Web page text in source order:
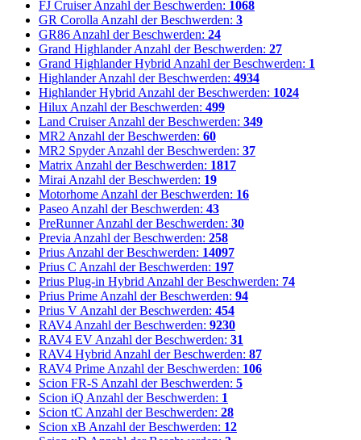
FJ Cruiser Anzahl der Beschwerden: 1068
GR Corolla Anzahl der Beschwerden: 3
GR86 Anzahl der Beschwerden: 24
Grand Highlander Anzahl der Beschwerden: 27
Grand Highlander Hybrid Anzahl der Beschwerden: 1
Highlander Anzahl der Beschwerden: 4934
Highlander Hybrid Anzahl der Beschwerden: 1024
Hilux Anzahl der Beschwerden: 499
Land Cruiser Anzahl der Beschwerden: 349
MR2 Anzahl der Beschwerden: 60
MR2 Spyder Anzahl der Beschwerden: 37
Matrix Anzahl der Beschwerden: 1817
Mirai Anzahl der Beschwerden: 19
Motorhome Anzahl der Beschwerden: 16
Paseo Anzahl der Beschwerden: 43
PreRunner Anzahl der Beschwerden: 30
Previa Anzahl der Beschwerden: 258
Prius Anzahl der Beschwerden: 14097
Prius C Anzahl der Beschwerden: 197
Prius Plug-in Hybrid Anzahl der Beschwerden: 74
Prius Prime Anzahl der Beschwerden: 94
Prius V Anzahl der Beschwerden: 454
RAV4 Anzahl der Beschwerden: 9230
RAV4 EV Anzahl der Beschwerden: 31
RAV4 Hybrid Anzahl der Beschwerden: 87
RAV4 Prime Anzahl der Beschwerden: 106
Scion FR-S Anzahl der Beschwerden: 5
Scion iQ Anzahl der Beschwerden: 1
Scion tC Anzahl der Beschwerden: 28
Scion xB Anzahl der Beschwerden: 12